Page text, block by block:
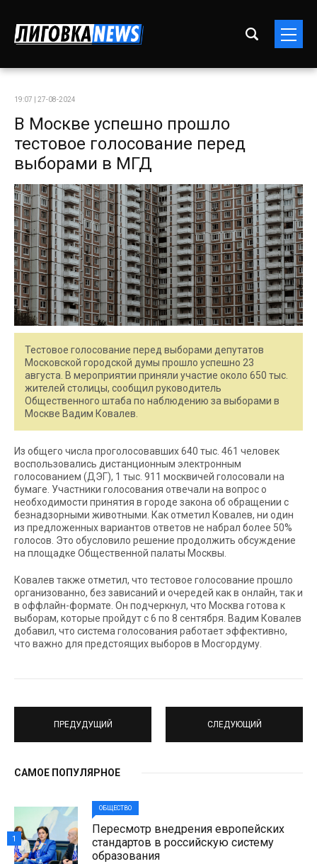
19:07 | 27-08-2024
В Москве успешно прошло
тестовое голосование перед
выборами в МГД
Тестовое голосование перед выборами депутатов
Московской городской думы прошло успешно 23
августа. В мероприятии приняли участие около 650 тыс.
жителей столицы, сообщил руководитель
Общественного штаба по наблюдению за выборами в
Москве Вадим Ковалев.
Из общего числа проголосовавших 640 тыс. 461 человек
воспользовались дистанционным электронным
голосованием (ДЭГ), 1 тыс. 911 москвичей голосовали на
бумаге. Участники голосования отвечали на вопрос о
необходимости принятия в городе закона об обращении с
безнадзорными животными. Как отметил Ковалев, ни один
из предложенных вариантов ответов не набрал более 50%
голосов. Это обусловило решение продолжить обсуждение
на площадке Общественной палаты Москвы.
Ковалев также отметил, что тестовое голосование прошло
организованно, без зависаний и очередей как в онлайн, так и
в оффлайн-формате. Он подчеркнул, что Москва готова к
выборам, которые пройдут с 6 по 8 сентября. Вадим Ковалев
добавил, что система голосования работает эффективно,
что важно для предстоящих выборов в Мосгордуму.
ПРЕДУДУЩИЙ СЛЕДУЮЩИЙ
САМОЕ ПОПУЛЯРНОЕ
ОБЩЕСТВО
Пересмотр внедрения европейских
стандартов в российскую систему
образования
1